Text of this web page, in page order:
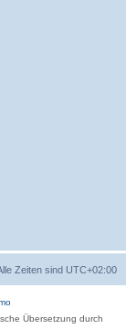
Zeiten sind UTC+02:00
Übersetzung durch